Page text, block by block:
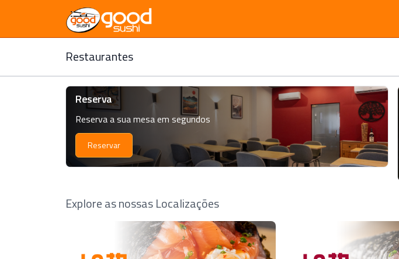
Restaurantes
Reserva
Reserva a sua mesa em segundos
Reservar
Explore as nossas Localizações